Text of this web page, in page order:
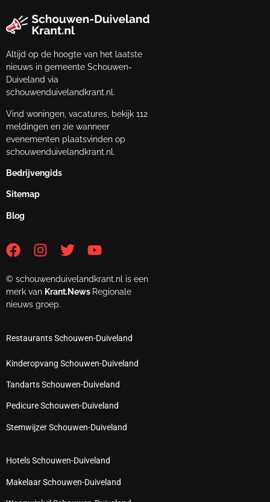
Altijd op de hoogte van het laatste
nieuws in gemeente Schouwen-
Duiveland via
schouwenduivelandkrant.nl.
Vind woningen, vacatures, bekijk 112
meldingen en zie wanneer
evenementen plaatsvinden op
schouwenduivelandkrant.nl.
Bedrijvengids
Sitemap
Blog
© schouwenduivelandkrant.nl is een
merk van Krant.News Regionale
nieuws groep.
Restaurants Schouwen-Duiveland
Kinderopvang Schouwen-Duiveland
Tandarts Schouwen-Duiveland
Pedicure Schouwen-Duiveland
Stemwijzer Schouwen-Duiveland
Hotels Schouwen-Duiveland
Makelaar Schouwen-Duiveland